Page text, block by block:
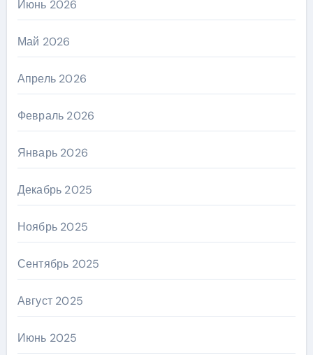
Июнь 2026
Май 2026
Апрель 2026
Февраль 2026
Январь 2026
Декабрь 2025
Ноябрь 2025
Сентябрь 2025
Август 2025
Июнь 2025